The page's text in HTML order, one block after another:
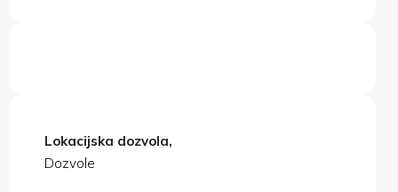
Lokacijska dozvola,
Dozvole